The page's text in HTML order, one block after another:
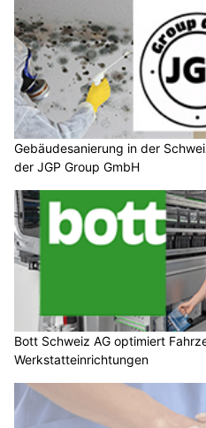
Gebäudesanierung in der
der JGP Group GmbH
Bott Schweiz AG optimiert
Werkstatteinrichtungen